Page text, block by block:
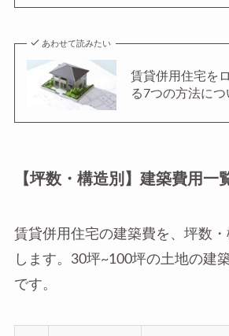
あわせて読みたい
賃貸併用住宅を
る7つの方法につ
【坪数・構造別】建築費用一
賃貸併用住宅の建築費を、坪数
します。30坪~100坪の土地の建
です。